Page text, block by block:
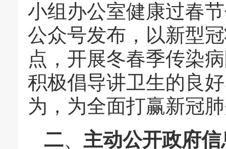
小组办公室健康过春
公众号发布，以新型
点，开展冬春季传染
积极倡导讲卫生的良
为，为全面打赢新冠
二、 主动公开政府